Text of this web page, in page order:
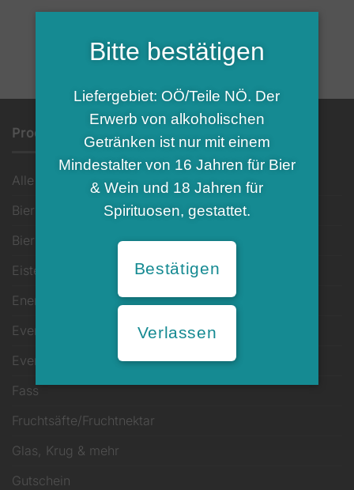
Produkt-Kategorien
Alle
Bier alkoholfrei
Bier klassisch
Eistee
Energy- & Lifestyle Drink
Event- & Leihinventar
Event-Zubehör
Fass
Fruchtsäfte/Fruchtnektar
Glas, Krug & mehr
Gutschein
Bitte bestätigen
Liefergebiet: OÖ/Teile NÖ. Der
Erwerb von alkoholischen
Getränken ist nur mit einem
Mindestalter von 16 Jahren für Bier
& Wein und 18 Jahren für
Spirituosen, gestattet.
Bestätigen
Verlassen